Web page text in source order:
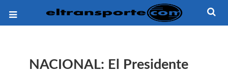
NACIONAL: El Presidente